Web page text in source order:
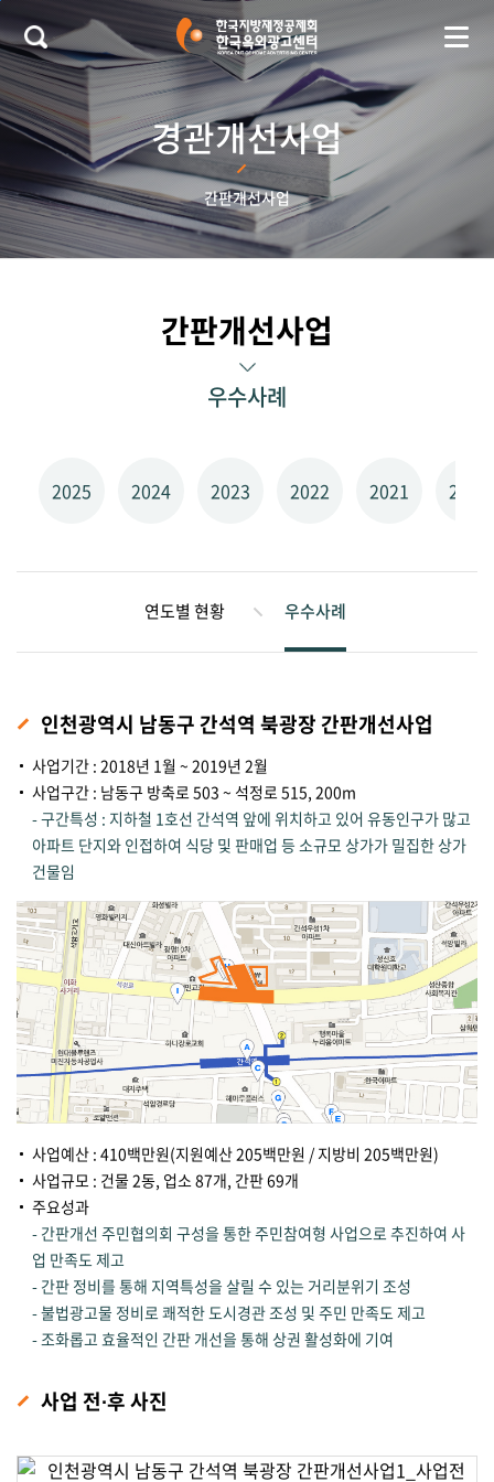
본문 바로가기
경관개선사업
간판개선사업
간판개선사업
우수사례
2025 2024 2023 2022 2021 2020
연도별 현황 우수사례
인천광역시 남동구 간석역 북광장 간판개선사업
사업기간 : 2018년 1월 ~ 2019년 2월
사업구간 : 남동구 방축로 503 ~ 석정로 515, 200m
- 구간특성 : 지하철 1호선 간석역 앞에 위치하고 있어 유동인구가 많고
아파트 단지와 인접하여 식당 및 판매업 등 소규모 상가가 밀집한 상가
건물임
사업예산 : 410백만원(지원예산 205백만원 / 지방비 205백만원)
사업규모 : 건물 2동, 업소 87개, 간판 69개
주요성과
- 간판개선 주민협의회 구성을 통한 주민참여형 사업으로 추진하여 사
업 만족도 제고
- 간판 정비를 통해 지역특성을 살릴 수 있는 거리분위기 조성
- 불법광고물 정비로 쾌적한 도시경관 조성 및 주민 만족도 제고
- 조화롭고 효율적인 간판 개선을 통해 상권 활성화에 기여
사업 전∙후 사진